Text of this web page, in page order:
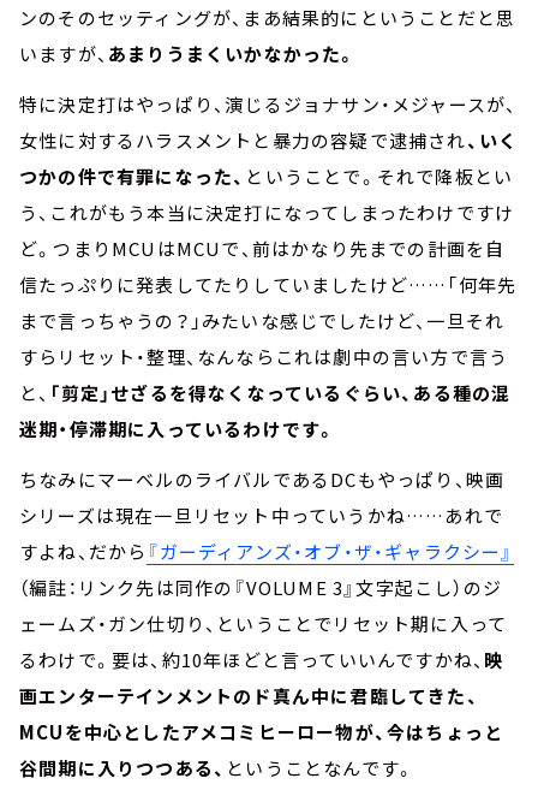
ンのそのセッティングが、まあ結果的にということだと思
いますが、 あまりうまくいかなかった。
特に決定打はやっぱり、演じるジョナサン・メジャースが、
女性に対するハラスメントと暴力の容疑で逮捕され、いく
つかの件で有罪になった、 ということで。それで降板とい
う、これがもう本当に決定打になってしまったわけですけ
ど。つまりMCUはMCUで、前はかなり先までの計画を自
信たっぷりに発表してたりしていましたけど……「何年先
まで言っちゃうの？」みたいな感じでしたけど、一旦それ
すらリセット・整理、なんならこれは劇中の言い方で言う
と、 「剪定」せざるを得なくなっているぐらい、ある種の混
迷期・停滞期に入っているわけです。
ちなみにマーベルのライバルであるDCもやっぱり、映画
シリーズは現在一旦リセット中っていうかね……あれで
すよね、だから 『ガーディアンズ・オブ・ザ・ギャラクシー』
（編註：リンク先は同作の『VOLUME 3』文字起こし）のジ
ェームズ・ガン仕切り、ということでリセット期に入って
るわけで。要は、約10年ほどと言っていいんですかね、 映
画エンターテインメントのド真ん中に君臨してきた、
MCUを中心としたアメコミヒーロー物が、今はちょっと
谷間期に入りつつある、 ということなんです。